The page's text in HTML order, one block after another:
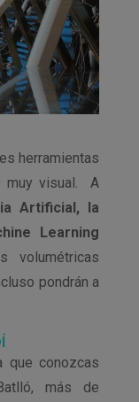
herramientas
muy visual. A
Artificial, la
Learning
volumétricas
pondrán a
que conozcas
más de